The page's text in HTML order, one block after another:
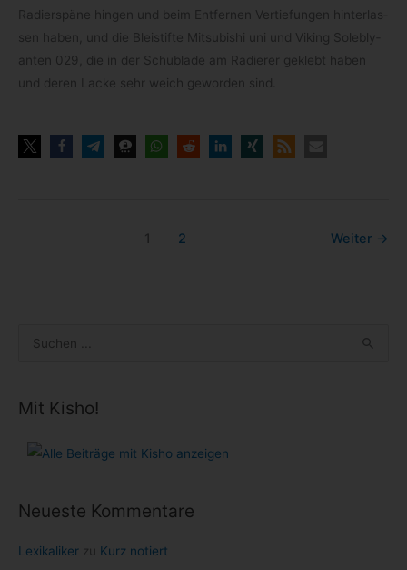
Radier­späne hin­gen und beim Ent­fer­nen Ver­tie­fun­gen hin­ter­las­
sen haben, und die Blei­stifte Mitsu­bi­shi uni und Viking Sole­b­ly­
an­ten 029, die in der Schub­lade am Radie­rer geklebt haben
und deren Lacke sehr weich gewor­den sind.
1 2 Weiter →
h
a
h
Mit Kisho!
Neueste Kommentare
Lexikaliker zu Kurz notiert